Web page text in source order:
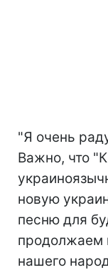
"Я очень
Важно, что
новую
песню для
продолжаем
нашего